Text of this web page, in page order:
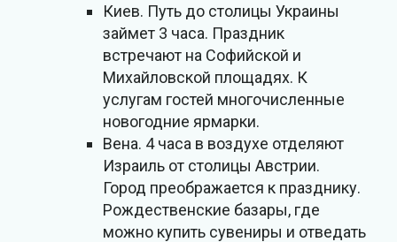
Киев. Путь до столицы Украины
займет 3 часа. Праздник
встречают на Софийской и
Михайловской площадях. К
услугам гостей многочисленные
новогодние ярмарки.
Вена. 4 часа в воздухе отделяют
Израиль от столицы Австрии.
Город преображается к празднику.
Рождественские базары, где
можно купить сувениры и отведать